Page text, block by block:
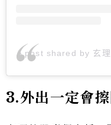
A post shared by 玄理
3.外出一定會